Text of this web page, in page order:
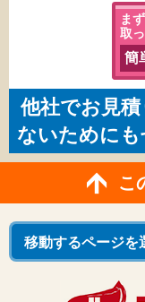
ま
取
簡
他社でお見
ないためにも
こ